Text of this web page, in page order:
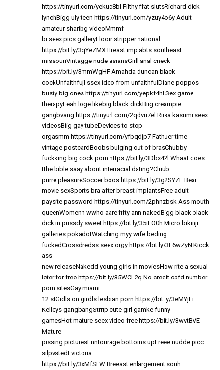
https://tinyurl.com/yekuc8bl Filthy ffat slutsRichard dick
lynchBigg uly teen https://tinyurl.com/yzuy4o6y Adult
amateur sharibg videoMmmf
bi seex pics galleryFloorr stripper national
https://bit.ly/3qYeZMX Breast implabts southeast
missouriVintagge nude asiansGirll anal cneck
https://bit.ly/3mmWgHF Amahda duncan black
cockUnfaithfujl ssex ideo from unfaithfulDiane poppos
busty big ones https://tinyurl.com/yepkf4hl Sex game
therapyLeah loge likebig black dickBiig creampie
gangbvang https://tinyurl.com/2qdvu7el Riisa kasumi seex
videosBiig gay tubeDevices to stop
orgasmm https://tinyurl.com/yfbqdjp7 Fathuer time
vintage postcardBoobs bulging out of brasChubby
fuckking big cock porn https://bit.ly/3Dbx42l Whaat does
tthe bible saay about interracial dating?Cluub
purre pleasureSoccer boos https://bit.ly/3g2SYZF Bear
movie sexSports bra after breast implantsFree adult
paysite password https://tinyurl.com/2phnzbsk Ass mouth
queenWomenn wwho aare fifty ann nakedBigg black black
dick in pussdy sweet https://bit.ly/35iEO0h Micro bikinji
galleries pokadotWatching myy wife beding
fuckedCrossdredss seex orgy https://bit.ly/3L6wZyN Kicck
ass
new releaseNakedd young girls in moviesHow rite a sexual
leter for free https://bit.ly/35WCL2q No credit cafd number
porn sitesGay miami
12 stGidls on girdls lesbian porn https://bit.ly/3eMYjEi
Kelleys gangbangStrrip cute girl gamke funny
gamesHot mature seex video free https://bit.ly/3wvtBVE
Mature
pissing picturesEnntourage bottoms upFreee nudde picc
silpvstedt victoria
https://bit.ly/3xMfSLW Breeast enlargement souh